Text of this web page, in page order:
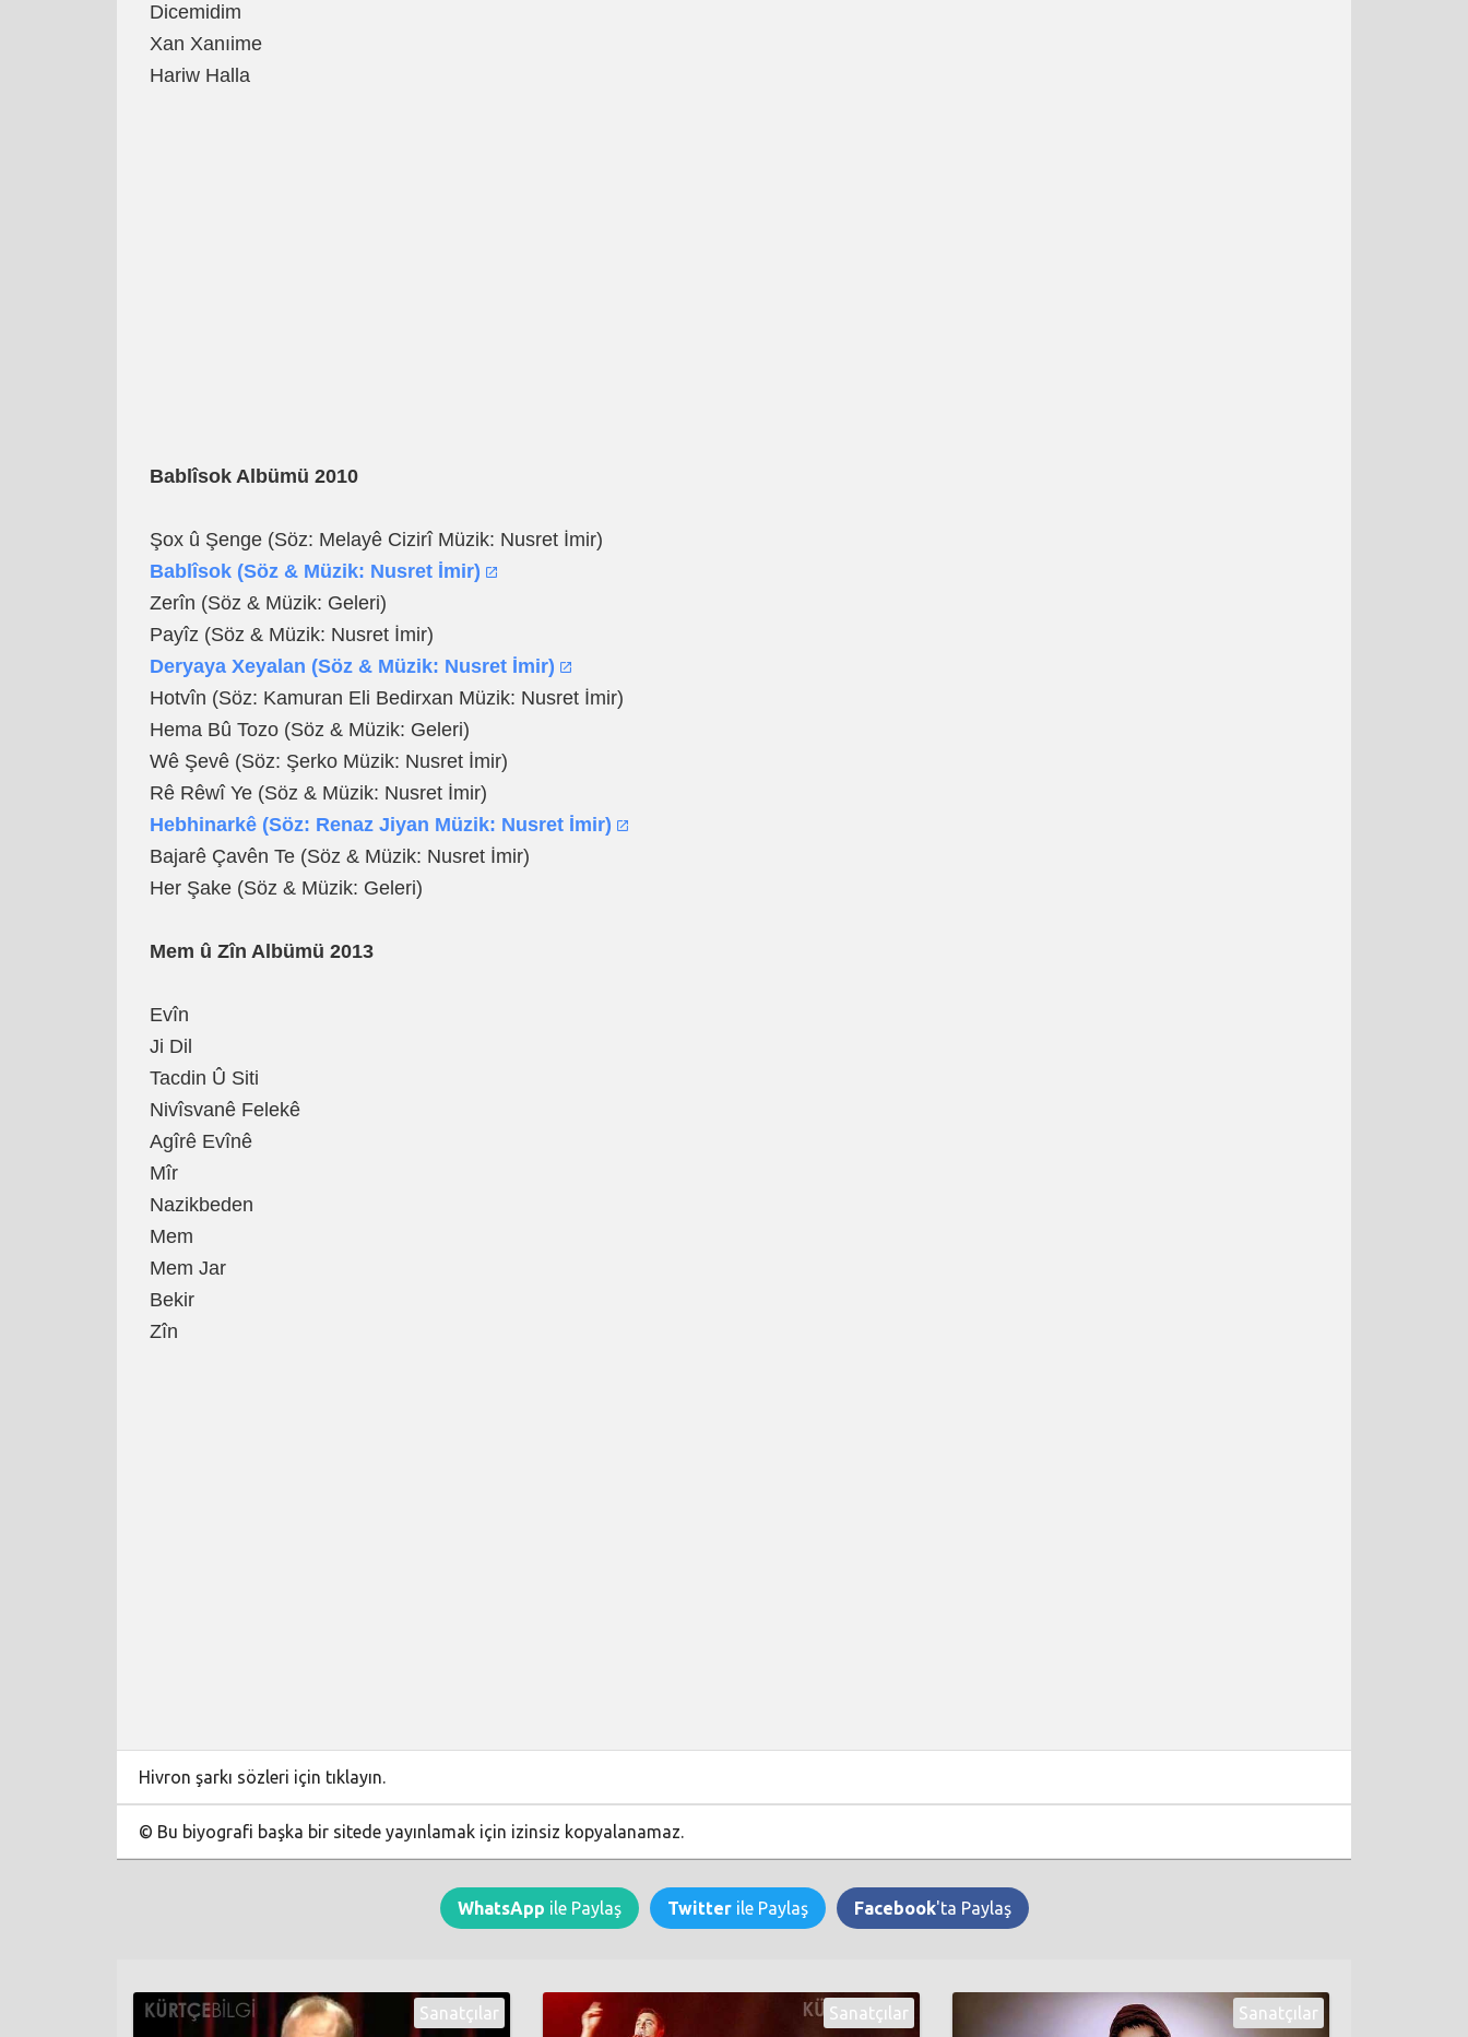
Dicemidim
Xan Xanıime
Hariw Halla
Bablîsok Albümü 2010
Şox û Şenge (Söz: Melayê Cizirî Müzik: Nusret İmir)
Bablîsok (Söz & Müzik: Nusret İmir)
Zerîn (Söz & Müzik: Geleri)
Payîz (Söz & Müzik: Nusret İmir)
Deryaya Xeyalan (Söz & Müzik: Nusret İmir)
Hotvîn (Söz: Kamuran Eli Bedirxan Müzik: Nusret İmir)
Hema Bû Tozo (Söz & Müzik: Geleri)
Wê Şevê (Söz: Şerko Müzik: Nusret İmir)
Rê Rêwî Ye (Söz & Müzik: Nusret İmir)
Hebhinarkê (Söz: Renaz Jiyan Müzik: Nusret İmir)
Bajarê Çavên Te (Söz & Müzik: Nusret İmir)
Her Şake (Söz & Müzik: Geleri)
Mem û Zîn Albümü 2013
Evîn
Ji Dil
Tacdin Û Siti
Nivîsvanê Felekê
Agîrê Evînê
Mîr
Nazikbeden
Mem
Mem Jar
Bekir
Zîn
Hivron şarkı sözleri için tıklayın.
© Bu biyografi başka bir sitede yayınlamak için izinsiz kopyalanamaz.
WhatsApp ile Paylaş Twitterile Paylaş Facebook'ta Paylaş
Sanatçılar Sanatçılar Sanatçılar